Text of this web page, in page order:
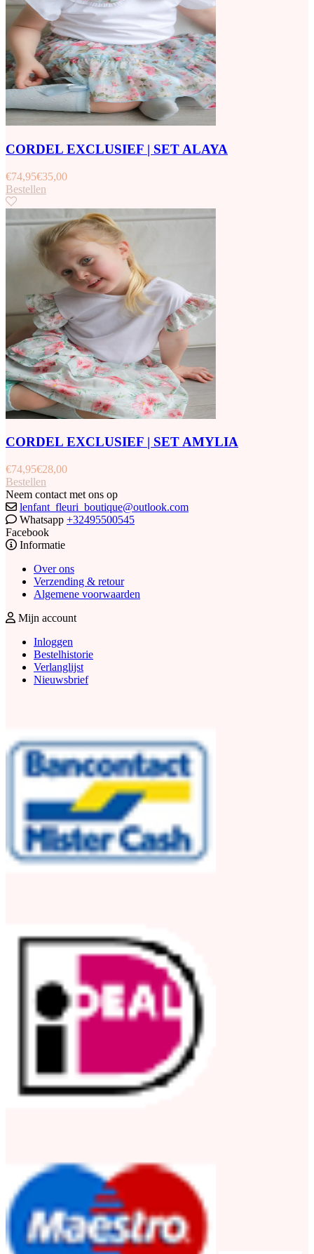
CORDEL EXCLUSIEF | SET ALAYA
€74,95€35,00
Bestellen
CORDEL EXCLUSIEF | SET AMYLIA
€74,95€28,00
Bestellen
Neem contact met ons op
lenfant_fleuri_boutique@outlook.com
Whatsapp +32495500545
Facebook
Informatie
Over ons
Verzending & retour
Algemene voorwaarden
Mijn account
Inloggen
Bestelhistorie
Verlanglijst
Nieuwsbrief